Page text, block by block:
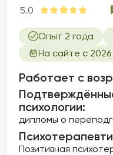
5.0
Опыт 2 года
На сайте с 2026
Работает с
психологии:
дипломы о
Позитивная